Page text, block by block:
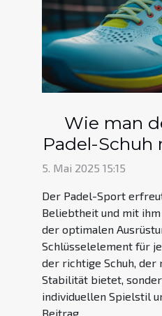
Wie man
Padel-Schuh
5. Mai 2025 15:15
Der Padel-Sport
Beliebtheit und mit
der optimalen
Schlüsselelement für
der richtige Schuh,
Stabilität bietet,
individuellen Spielstil
Beitrag...